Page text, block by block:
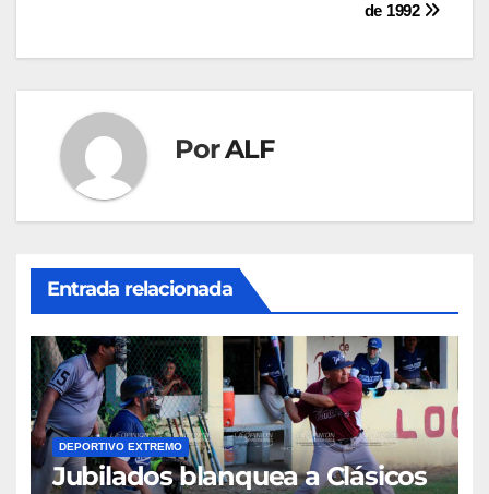
entradas
de 1992
PorALF
Entrada relacionada
DEPORTIVO EXTREMO
Jubilados blanquea a Clásicos